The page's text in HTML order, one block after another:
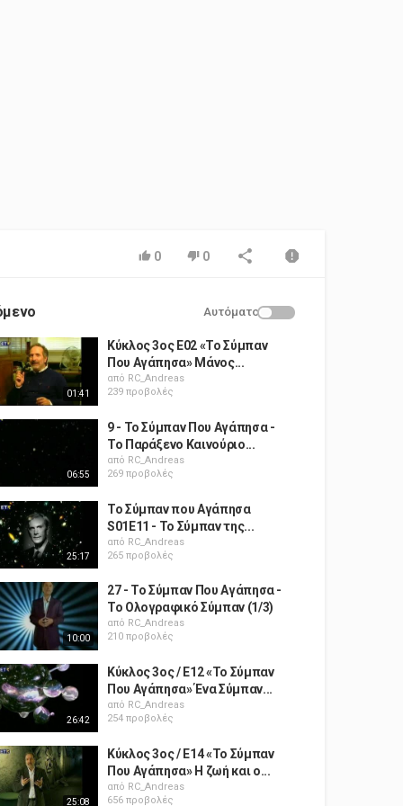
0 0
Αυτόματο
01:41
Κύκλος 3ος Ε02 «Το Σύμπαν
Που Αγάπησα» Μάνος...
από RC_Andreas
239 προβολές
06:55
9 - Το Σύμπαν Που Αγάπησα -
Το Παράξενο Καινούριο...
από RC_Andreas
269 προβολές
25:17
Το Σύμπαν που Αγάπησα
S01E11 - Το Σύμπαν της...
από RC_Andreas
265 προβολές
10:00
27 - Το Σύμπαν Που Αγάπησα -
Το Ολογραφικό Σύμπαν (1/3)
από RC_Andreas
210 προβολές
26:42
Κύκλος 3ος / Ε12 «Το Σύμπαν
Που Αγάπησα» Ένα Σύμπαν...
από RC_Andreas
254 προβολές
25:08
Κύκλος 3ος / Ε14 «Το Σύμπαν
Που Αγάπησα» Η ζωή και ο...
από RC_Andreas
656 προβολές